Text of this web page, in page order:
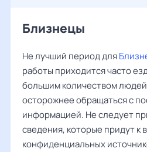
Близнецы
Не лучший период для
работы приходится часто
большим количеством
осторожнее обращаться с
информацией. Не следует
сведения, которые придут к
конфиденциальных